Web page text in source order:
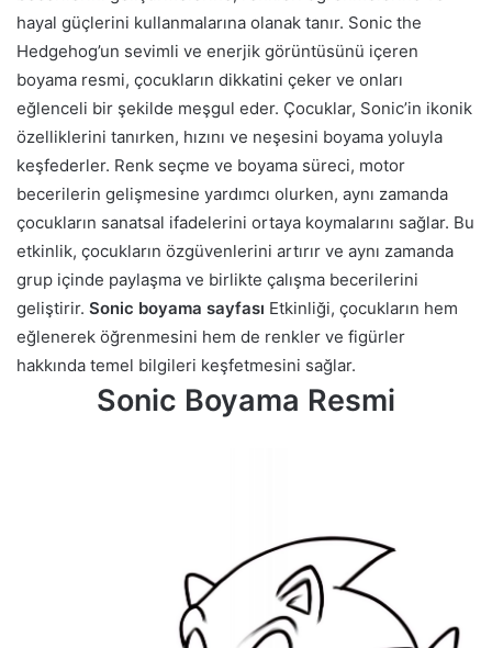
hayal güçlerini kullanmalarına olanak tanır. Sonic the
Hedgehog’un sevimli ve enerjik görüntüsünü içeren
boyama resmi, çocukların dikkatini çeker ve onları
eğlenceli bir şekilde meşgul eder. Çocuklar, Sonic’in ikonik
özelliklerini tanırken, hızını ve neşesini boyama yoluyla
keşfederler. Renk seçme ve boyama süreci, motor
becerilerin gelişmesine yardımcı olurken, aynı zamanda
çocukların sanatsal ifadelerini ortaya koymalarını sağlar. Bu
etkinlik, çocukların özgüvenlerini artırır ve aynı zamanda
grup içinde paylaşma ve birlikte çalışma becerilerini
geliştirir. Sonic boyama sayfası Etkinliği, çocukların hem
eğlenerek öğrenmesini hem de renkler ve figürler
hakkında temel bilgileri keşfetmesini sağlar.
Sonic Boyama Resmi